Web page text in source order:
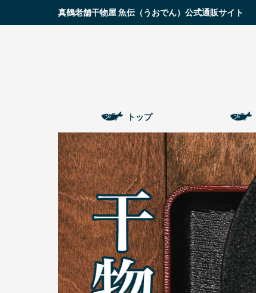
真鶴老舗干物屋 魚伝（うおでん）公式通販サイト
トップ